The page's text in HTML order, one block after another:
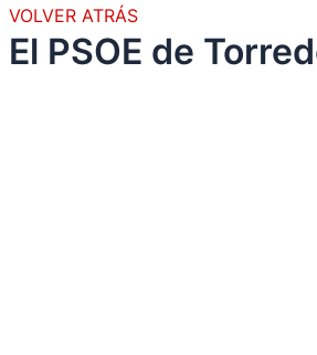
VOLVER ATRÁS
El PSOE de